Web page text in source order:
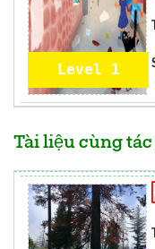
Level 1
Tài liệu cùng tác